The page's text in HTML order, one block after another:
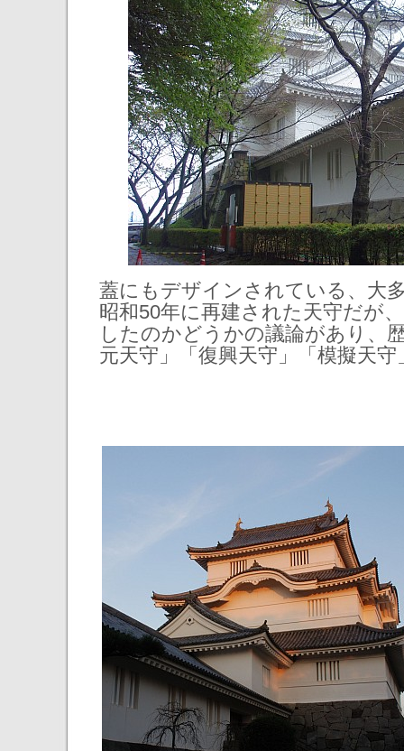
蓋にもデザインされている、大
昭和50年に再建された天守だが
したのかどうかの議論があり、
元天守」「復興天守」「模擬天